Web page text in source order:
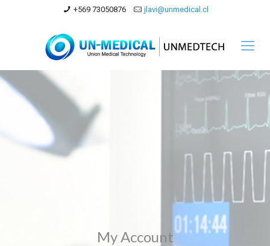
+569 73050876 jlavi@unmedical.cl
My Account